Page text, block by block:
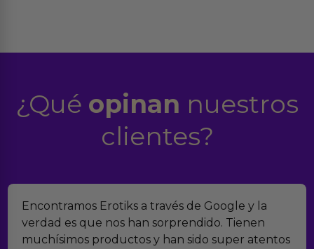
¿Qué opinan nuestros
clientes?
Encontramos Erotiks a través de Google y la
verdad es que nos han sorprendido. Tienen
muchísimos productos y han sido super atentos